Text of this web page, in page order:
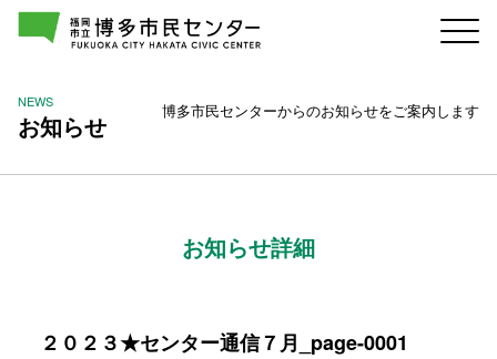
NEWS
お知らせ 博多市民センターからのお知らせをご案内します
お知らせ詳細
２０２３★センター通信７月_page-0001